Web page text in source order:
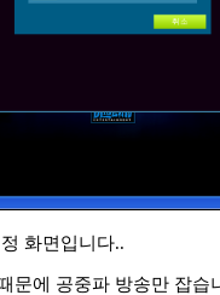
화면입니다..
문에 공중파 방송만 잡습